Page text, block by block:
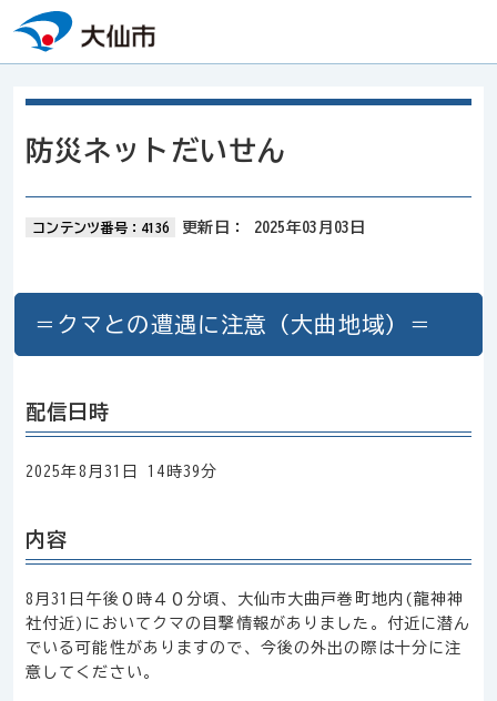
本文へスキップ
防災ネットだいせん
コンテンツ番号：4136 更新日： 2025年03月03日
＝クマとの遭遇に注意（大曲地域）＝
配信日時
2025年8月31日 14時39分
内容
8月31日午後０時４０分頃、大仙市大曲戸巻町地内(龍神神
社付近)においてクマの目撃情報がありました。付近に潜ん
でいる可能性がありますので、今後の外出の際は十分に注
意してください。